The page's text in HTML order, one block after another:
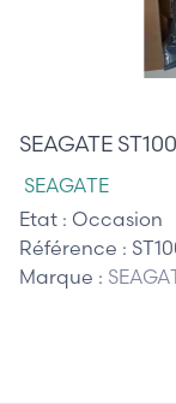
SEAGATE
SEAGATE
Etat : Occasion
Référence :
Marque :